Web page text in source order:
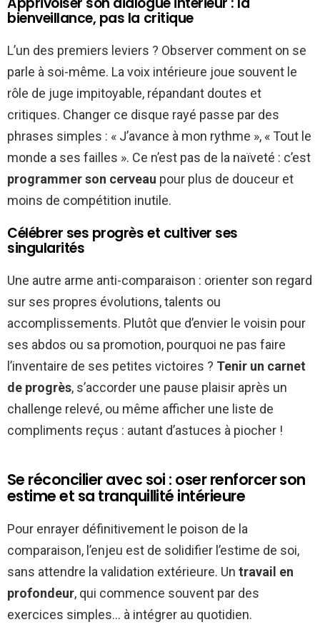
bienveillance, pas la critique
L’un des premiers leviers ? Observer comment on se
parle à soi-même. La voix intérieure joue souvent le
rôle de juge impitoyable, répandant doutes et
critiques. Changer ce disque rayé passe par des
phrases simples : « J’avance à mon rythme », « Tout le
monde a ses failles ». Ce n’est pas de la naïveté : c’est
programmer son cerveau pour plus de douceur et
moins de compétition inutile.
Célébrer ses progrès et cultiver ses
singularités
Une autre arme anti-comparaison : orienter son regard
sur ses propres évolutions, talents ou
accomplissements. Plutôt que d’envier le voisin pour
ses abdos ou sa promotion, pourquoi ne pas faire
l’inventaire de ses petites victoires ? Tenir un carnet
de progrès, s’accorder une pause plaisir après un
challenge relevé, ou même afficher une liste de
compliments reçus : autant d’astuces à piocher !
Se réconcilier avec soi : oser renforcer son
estime et sa tranquillité intérieure
Pour enrayer définitivement le poison de la
comparaison, l’enjeu est de solidifier l’estime de soi,
sans attendre la validation extérieure. Un travail en
profondeur, qui commence souvent par des
exercices simples… à intégrer au quotidien.